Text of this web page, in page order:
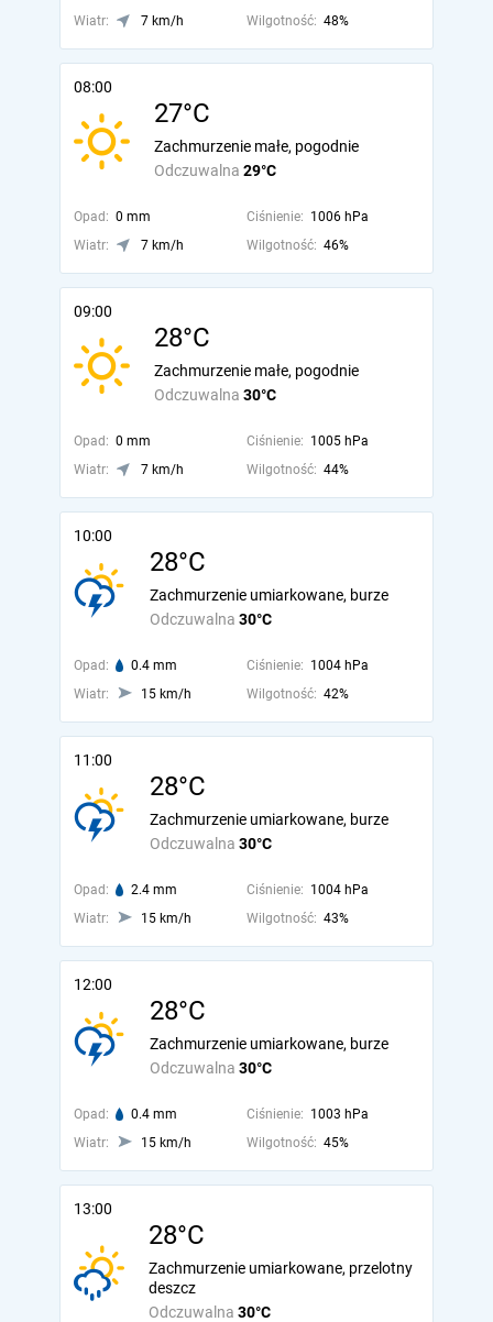
Wiatr: 7 km/h Wilgotność: 48%
08:00
27°C
Odczuwalna 29°C
Zachmurzenie małe, pogodnie
Opad: 0 mm Ciśnienie: 1006 hPa
Wiatr:
7 km/h Wilgotność: 46%
09:00
28°C
Odczuwalna 30°C
Zachmurzenie małe, pogodnie
Opad: 0 mm Ciśnienie: 1005 hPa
Wiatr:
7 km/h Wilgotność: 44%
10:00
28°C
Odczuwalna 30°C
Zachmurzenie umiarkowane, burze
Opad: 0.4 mm Ciśnienie: 1004 hPa
Wiatr:
15 km/h Wilgotność: 42%
11:00
28°C
Odczuwalna 30°C
Zachmurzenie umiarkowane, burze
Opad: 2.4 mm Ciśnienie: 1004 hPa
Wiatr:
15 km/h Wilgotność: 43%
12:00
28°C
Odczuwalna 30°C
Zachmurzenie umiarkowane, burze
Opad: 0.4 mm Ciśnienie: 1003 hPa
Wiatr:
15 km/h Wilgotność: 45%
13:00
28°C
Odczuwalna 30°C
Zachmurzenie umiarkowane, przelotny
deszcz